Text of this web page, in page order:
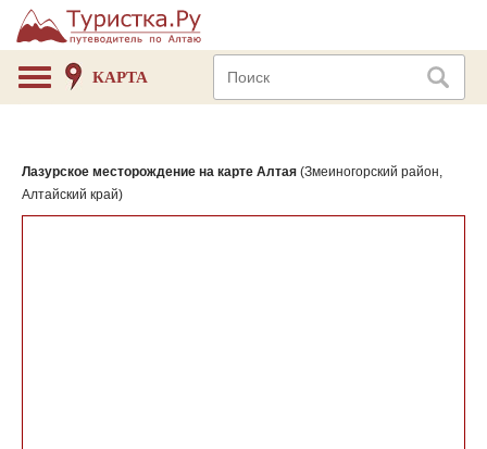
КАРТА
Лазурское месторождение на карте Алтая (Змеиногорский район,
Алтайский край)